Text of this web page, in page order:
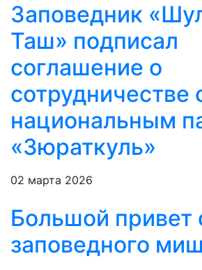
Заповедник
Таш» подписал
соглашение о
сотрудничестве
национальным
«Зюраткуль»
02 марта 2026
Большой привет
заповедного